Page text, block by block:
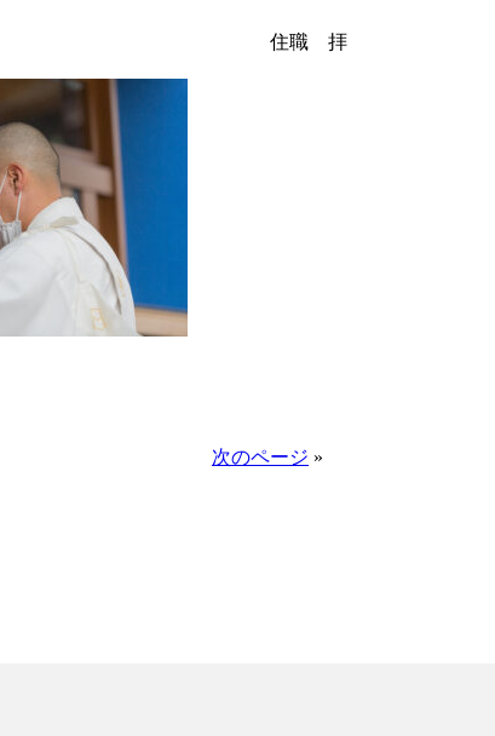
住職 拝
次のページ »